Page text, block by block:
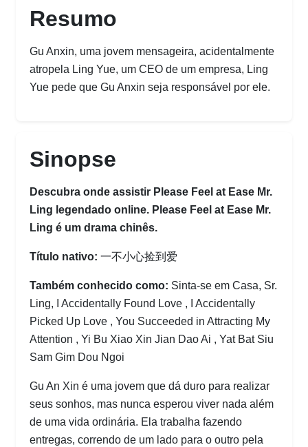
Resumo
Gu Anxin, uma jovem mensageira, acidentalmente
atropela Ling Yue, um CEO de um empresa, Ling
Yue pede que Gu Anxin seja responsável por ele.
Sinopse
Descubra onde assistir Please Feel at Ease Mr.
Ling legendado online. Please Feel at Ease Mr.
Ling é um drama chinês.
Título nativo: 一不小心捡到爱
Também conhecido como: Sinta-se em Casa, Sr.
Ling, I Accidentally Found Love , I Accidentally
Picked Up Love , You Succeeded in Attracting My
Attention , Yi Bu Xiao Xin Jian Dao Ai , Yat Bat Siu
Sam Gim Dou Ngoi
Gu An Xin é uma jovem que dá duro para realizar
seus sonhos, mas nunca esperou viver nada além
de uma vida ordinária. Ela trabalha fazendo
entregas, correndo de um lado para o outro pela